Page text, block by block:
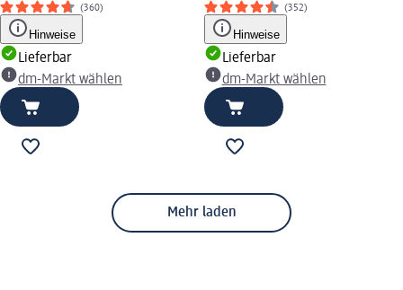
(360)
Hinweise
Lieferbar
dm-Markt wählen
(352)
Hinweise
Lieferbar
dm-Markt wählen
Mehr laden